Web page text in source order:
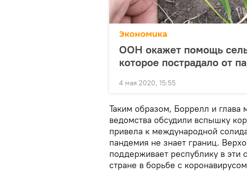
Экономика
ООН окажет помощь
которое пострадало от
4 мая 2020, 15:55
Таким образом, Боррелл и глава
ведомства обсудили вспышку
привела к международной
пандемия не знает границ.
поддерживает республику в
стране в борьбе с